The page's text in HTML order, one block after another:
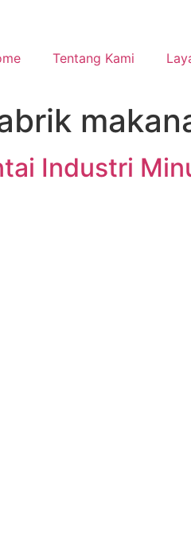
Tentang Kami
Industri